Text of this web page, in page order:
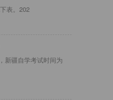
表。202
新疆自学考试时间为